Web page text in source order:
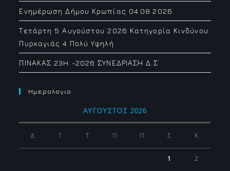
Ενημέρωση Δήμου Κρωπίας 04.08.2026
Τετάρτη 5 Αυγούστου 2026 Κατηγορία Κινδύνου
Πυρκαγιάς 4 Πολύ Υψηλή
ΠΙΝΑΚΑΣ 23H -2026 ΣΥΝΕΔΡΙΑΣΗ Δ.Σ
Ημερολογιο
ΑΎΓΟΥΣΤΟΣ 2026
Δ Τ Τ Π Π Σ Κ
1 2